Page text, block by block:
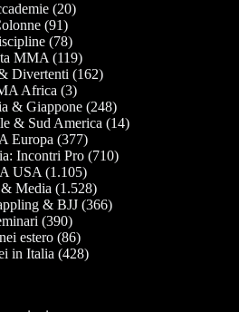
(20)
(91)
(78)
MMA (119)
Divertenti (162)
Africa (3)
& Giappone(248)
& Sud America (14)
Europa (377)
Incontri Pro(710)
USA (1.105)
Media (1.528)
& BJJ(366)
(390)
estero (86)
in Italia (428)